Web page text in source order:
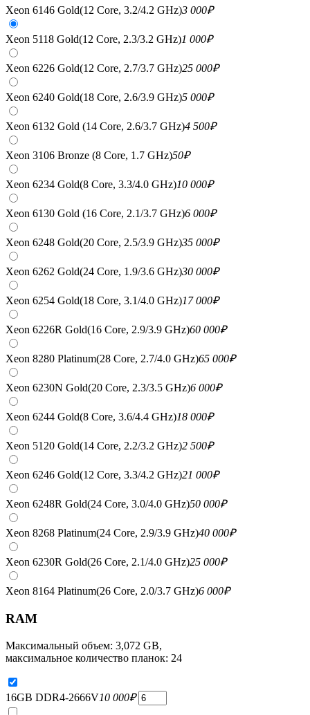
Xeon 6146 Gold(12 Core, 3.2/4.2 GHz)3 000₽
Xeon 5118 Gold(12 Core, 2.3/3.2 GHz)1 000₽
Xeon 6226 Gold(12 Core, 2.7/3.7 GHz)25 000₽
Xeon 6240 Gold(18 Core, 2.6/3.9 GHz)5 000₽
Xeon 6132 Gold (14 Core, 2.6/3.7 GHz)4 500₽
Xeon 3106 Bronze (8 Core, 1.7 GHz)50₽
Xeon 6234 Gold(8 Core, 3.3/4.0 GHz)10 000₽
Xeon 6130 Gold (16 Core, 2.1/3.7 GHz)6 000₽
Xeon 6248 Gold(20 Core, 2.5/3.9 GHz)35 000₽
Xeon 6262 Gold(24 Core, 1.9/3.6 GHz)30 000₽
Xeon 6254 Gold(18 Core, 3.1/4.0 GHz)17 000₽
Xeon 6226R Gold(16 Core, 2.9/3.9 GHz)60 000₽
Xeon 8280 Platinum(28 Core, 2.7/4.0 GHz)65 000₽
Xeon 6230N Gold(20 Core, 2.3/3.5 GHz)6 000₽
Xeon 6244 Gold(8 Core, 3.6/4.4 GHz)18 000₽
Xeon 5120 Gold(14 Core, 2.2/3.2 GHz)2 500₽
Xeon 6246 Gold(12 Core, 3.3/4.2 GHz)21 000₽
Xeon 6248R Gold(24 Core, 3.0/4.0 GHz)50 000₽
Xeon 8268 Platinum(24 Core, 2.9/3.9 GHz)40 000₽
Xeon 6230R Gold(26 Core, 2.1/4.0 GHz)25 000₽
Xeon 8164 Platinum(26 Core, 2.0/3.7 GHz)6 000₽
RAM
Максимальный объем: 3,072 GB,
максимальное количество планок: 24
16GB DDR4-2666V10 000₽